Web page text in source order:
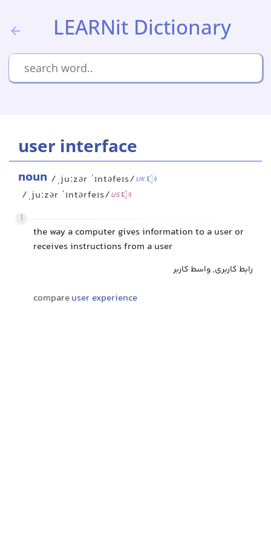
LEARNit Dictionary
user interface
noun /ˌjuːzər ˈɪntəfeɪs/UK
/ˌjuːzər ˈɪntərfeɪs/US
1
the way a computer gives information to a user or
receives instructions from a user
رابط کاربری, واسط کاربر
compareuser experience